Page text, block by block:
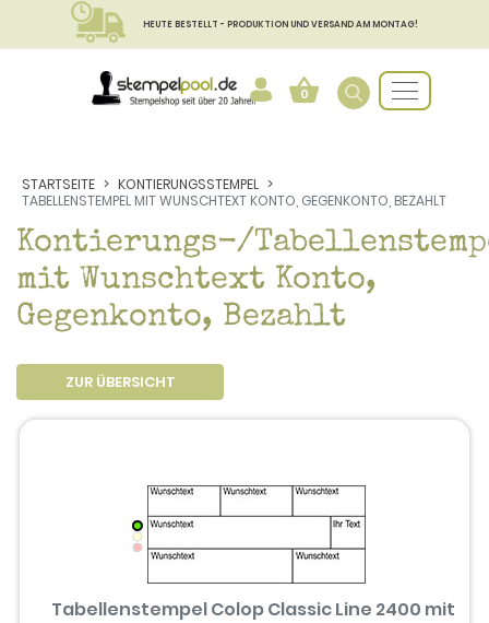
HEUTE BESTELLT - PRODUKTION UND VERSAND AM MONTAG!
0
STARTSEITE
KONTIERUNGSSTEMPEL
TABELLENSTEMPEL MIT WUNSCHTEXT KONTO, GEGENKONTO, BEZAHLT
Kontierungs-/
mit Wunschtext Konto,
Gegenkonto, Bezahlt
ZUR ÜBERSICHT
Tabellenstempel Colop Classic Line 2400 mit